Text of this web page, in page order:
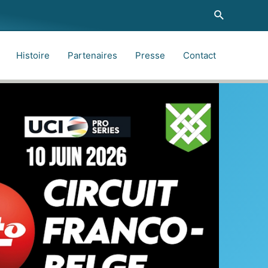
Histoire Partenaires Presse Contact